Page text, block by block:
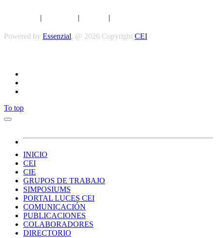
| | |
Powered by Essenzial. @ 2026 Copyright CEI
To top
INICIO
CEI
CIE
GRUPOS DE TRABAJO
SIMPOSIUMS
PORTAL LUCES CEI
COMUNICACIÓN
PUBLICACIONES
COLABORADORES
DIRECTORIO